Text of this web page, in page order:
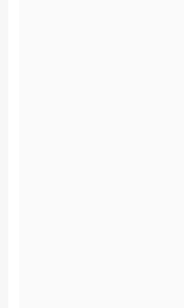
إلى الحسَدِ الذي
فدفعهم لهذا العناد،
هَـٰذَا سَـٰحِرࣱ كَذَّابٌ﴾
مِنۢ بَیۡنِنَاۚ بَلۡ هُمۡ فِی شَكࣲّ مِّن